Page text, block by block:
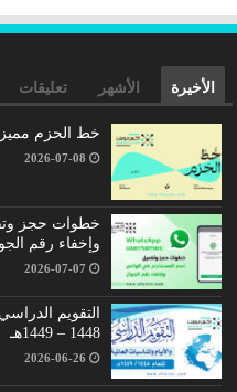
الأخيرة الأشهر تعليقات
خط الحزم مميز
2026-07-08
خطوات حجز
وإخفاء رقم
2026-07-07
التقويم
1448 – 1449هـ
2026-06-26